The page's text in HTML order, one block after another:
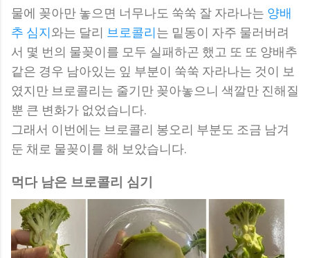
물에 꽂아만 놓으면 너무나도 쑥쑥 잘 자라나는 양배
추 심지와는 달리 브로콜리는 밑동이 자주 물러버려
서 몇 번의 물꽂이를 모두 실패하곤 했고 또 또 양배추
같은 경우 남아있는 잎 부분이 쑥쑥 자라나는 것이 보
였지만 브로콜리는 줄기만 꽂아놓으니 색깔만 진해질
뿐 큰 변화가 없었습니다.
그래서 이번에는 브로콜리 봉오리 부분도 조금 남겨
둔 채로 물꽂이를 해 보았습니다.
먹다 남은 브로콜리 심기